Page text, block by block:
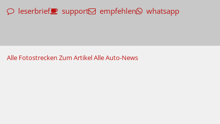
leserbrief support empfehlen whatsapp
Alle Fotostrecken Zum ArtikelAlle Auto-News